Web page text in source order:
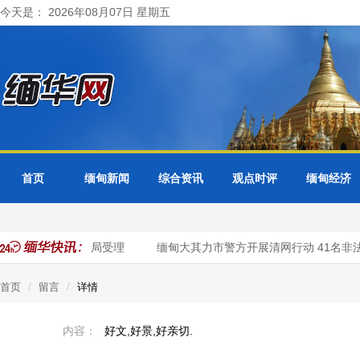
今天是： 2026年08月07日 星期五
首页 缅甸新闻 综合资讯 观点时评 缅甸经济
比都及各省邦分局受理 缅甸大其力市警方开展清网行动 41名非
首页 留言 详情
内容： 好文,好景,好亲切.